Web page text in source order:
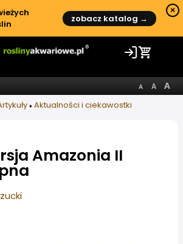
zobacz katalog →
×
Aktualności i ciekawostki
Amazonia II